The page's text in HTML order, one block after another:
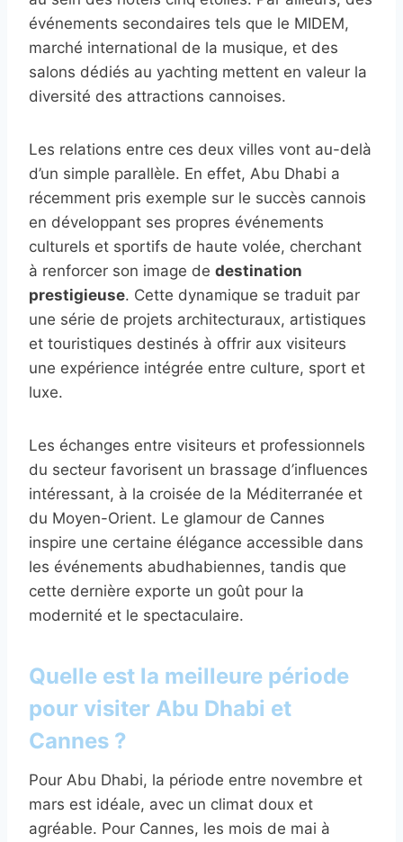
événements secondaires tels que le MIDEM,
marché international de la musique, et des
salons dédiés au yachting mettent en valeur la
diversité des attractions cannoises.
Les relations entre ces deux villes vont au-delà
d’un simple parallèle. En effet, Abu Dhabi a
récemment pris exemple sur le succès cannois
en développant ses propres événements
culturels et sportifs de haute volée, cherchant
à renforcer son image de destination
prestigieuse. Cette dynamique se traduit par
une série de projets architecturaux, artistiques
et touristiques destinés à offrir aux visiteurs
une expérience intégrée entre culture, sport et
luxe.
Les échanges entre visiteurs et professionnels
du secteur favorisent un brassage d’influences
intéressant, à la croisée de la Méditerranée et
du Moyen-Orient. Le glamour de Cannes
inspire une certaine élégance accessible dans
les événements abudhabiennes, tandis que
cette dernière exporte un goût pour la
modernité et le spectaculaire.
Quelle est la meilleure période
pour visiter Abu Dhabi et
Cannes ?
Pour Abu Dhabi, la période entre novembre et
mars est idéale, avec un climat doux et
agréable. Pour Cannes, les mois de mai à